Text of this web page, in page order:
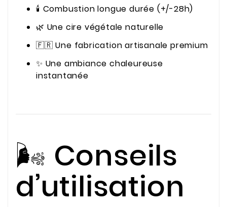
🕯️ Combustion longue durée (+/-28h)
🌿 Une cire végétale naturelle
🇫🇷 Une fabrication artisanale premium
✨ Une ambiance chaleureuse
instantanée
🌬️ Conseils
d’utilisation